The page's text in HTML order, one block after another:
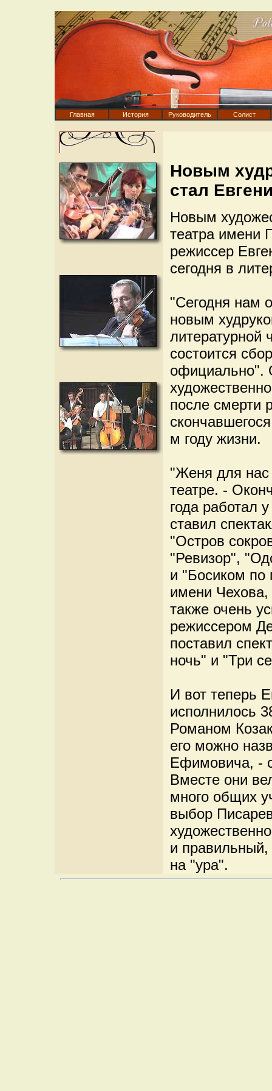
Главная История Руководитель Солист
Новым
стал
Новым
театра имени
режиссер
сегодня в
"Сегодня нам
новым
литературной
состоится
официально".
после смерти
м году жизни.
"Женя для нас
театре. -
года работал
ставил
"Остров
"Ревизор",
и "Босиком
имени
также очень
режиссером
поставил
ночь" и "Три
И вот теперь
исполнилось
Романом
его можно
Ефимовича, -
Вместе они
много общих
выбор
и правильный,
на "ура".